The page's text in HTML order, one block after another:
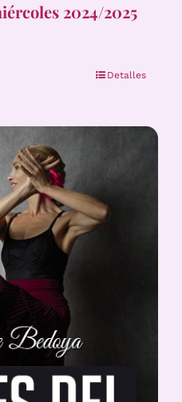
2024/2025
Detalles